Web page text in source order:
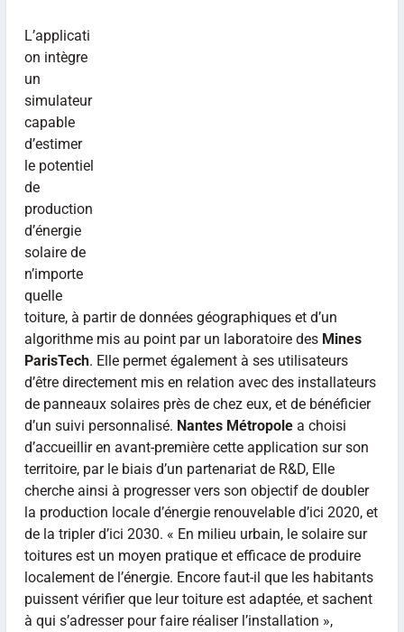
L’applicati
on intègre
un
simulateur
capable
d’estimer
le potentiel
de
production
d’énergie
solaire de
n’importe
quelle
toiture, à partir de données géographiques et d’un
algorithme mis au point par un laboratoire des Mines
ParisTech. Elle permet également à ses utilisateurs
d’être directement mis en relation avec des installateurs
de panneaux solaires près de chez eux, et de bénéficier
d’un suivi personnalisé. Nantes Métropolea choisi
d’accueillir en avant-première cette application sur son
territoire, par le biais d’un partenariat de R&D, Elle
cherche ainsi à progresser vers son objectif de doubler
la production locale d’énergie renouvelable d’ici 2020, et
de la tripler d’ici 2030. « En milieu urbain, le solaire sur
toitures est un moyen pratique et efficace de produire
localement de l’énergie. Encore faut-il que les habitants
puissent vérifier que leur toiture est adaptée, et sachent
à qui s’adresser pour faire réaliser l’installation »,